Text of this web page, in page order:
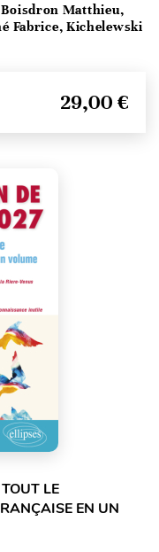
Matthieu,
Fabrice, Kichelewski
29,00 €
LE
EN UN